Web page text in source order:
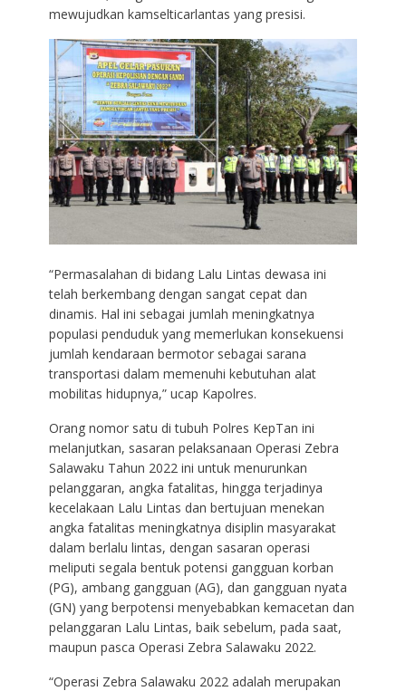
mewujudkan kamselticarlantas yang presisi.
“Permasalahan di bidang Lalu Lintas dewasa ini
telah berkembang dengan sangat cepat dan
dinamis. Hal ini sebagai jumlah meningkatnya
populasi penduduk yang memerlukan konsekuensi
jumlah kendaraan bermotor sebagai sarana
transportasi dalam memenuhi kebutuhan alat
mobilitas hidupnya,” ucap Kapolres.
Orang nomor satu di tubuh Polres KepTan ini
melanjutkan, sasaran pelaksanaan Operasi Zebra
Salawaku Tahun 2022 ini untuk menurunkan
pelanggaran, angka fatalitas, hingga terjadinya
kecelakaan Lalu Lintas dan bertujuan menekan
angka fatalitas meningkatnya disiplin masyarakat
dalam berlalu lintas, dengan sasaran operasi
meliputi segala bentuk potensi gangguan korban
(PG), ambang gangguan (AG), dan gangguan nyata
(GN) yang berpotensi menyebabkan kemacetan dan
pelanggaran Lalu Lintas, baik sebelum, pada saat,
maupun pasca Operasi Zebra Salawaku 2022.
“Operasi Zebra Salawaku 2022 adalah merupakan